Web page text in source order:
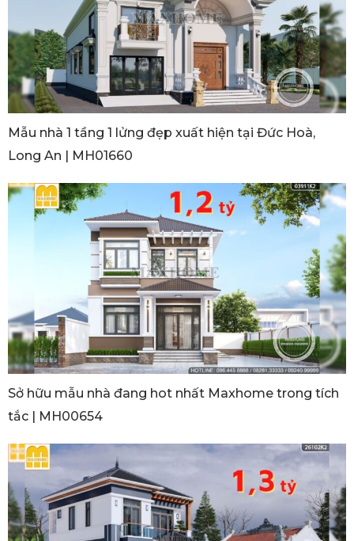
Mẫu nhà 1 tầng 1 lửng đẹp xuất hiện tại Đức Hoà,
Long An | MH01660
Sở hữu mẫu nhà đang hot nhất Maxhome trong tích
tắc | MH00654